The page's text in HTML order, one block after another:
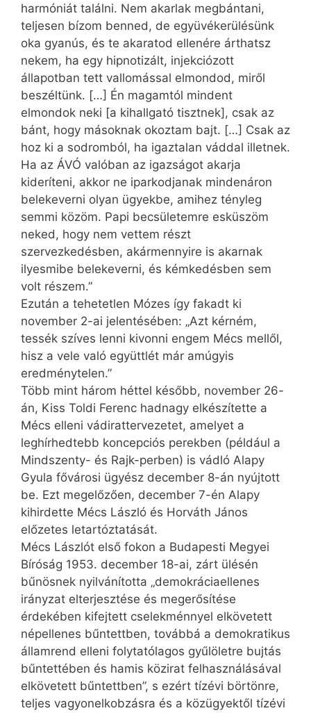
harmóniát találni. Nem akarlak megbántani,
teljesen bízom benned, de együvékerülésünk
oka gyanús, és te akaratod ellenére árthatsz
nekem, ha egy hipnotizált, injekciózott
állapotban tett vallomással elmondod, miről
beszéltünk. […] Én magamtól mindent
elmondok neki [a kihallgató tisztnek], csak az
bánt, hogy másoknak okoztam bajt. […] Csak az
hoz ki a sodromból, ha igaztalan váddal illetnek.
Ha az ÁVÓ valóban az igazságot akarja
kideríteni, akkor ne iparkodjanak mindenáron
belekeverni olyan ügyekbe, amihez tényleg
semmi közöm. Papi becsületemre esküszöm
neked, hogy nem vettem részt
szervezkedésben, akármennyire is akarnak
ilyesmibe belekeverni, és kémkedésben sem
volt részem.”
Ezután a tehetetlen Mózes így fakadt ki
november 2-ai jelentésében: „Azt kérném,
tessék szíves lenni kivonni engem Mécs mellől,
hisz a vele való együttlét már amúgyis
eredménytelen.”
Több mint három héttel később, november 26-
án, Kiss Toldi Ferenc hadnagy elkészítette a
Mécs elleni vádirattervezetet, amelyet a
leghírhedtebb koncepciós perekben (például a
Mindszenty- és Rajk-perben) is vádló Alapy
Gyula fővárosi ügyész december 8-án nyújtott
be. Ezt megelőzően, december 7-én Alapy
kihirdette Mécs László és Horváth János
előzetes letartóztatását.
Mécs Lászlót első fokon a Budapesti Megyei
Bíróság 1953. december 18-ai, zárt ülésén
bűnösnek nyilvánította „demokráciaellenes
irányzat elterjesztése és megerősítése
érdekében kifejtett cselekménnyel elkövetett
népellenes bűntettben, továbbá a demokratikus
államrend elleni folytatólagos gyűlöletre bujtás
bűntettében és hamis közirat felhasználásával
elkövetett bűntettben”, s ezért tízévi börtönre,
teljes vagyon­elkobzásra és a közügyektől tízévi